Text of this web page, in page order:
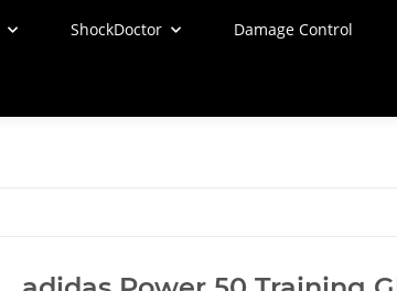
ShockDoctor Damage Control